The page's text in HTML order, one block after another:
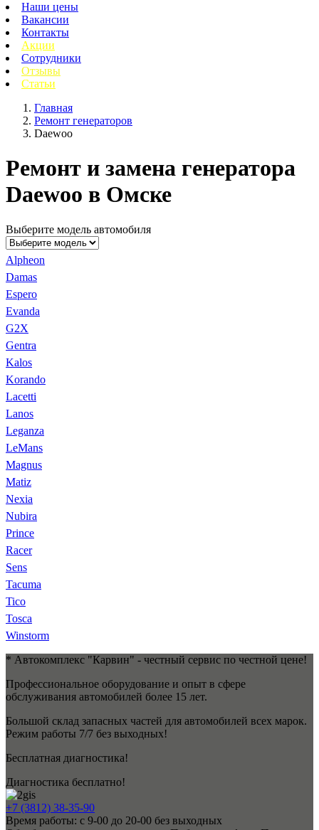
Наши цены
Вакансии
Контакты
Акции
Сотрудники
Отзывы
Статьи
Главная
Ремонт генераторов
Daewoo
Ремонт и замена генератора
Daewoo в Омске
Выберите модель автомобиля
Alpheon
Damas
Espero
Evanda
G2X
Gentra
Kalos
Korando
Lacetti
Lanos
Leganza
LeMans
Magnus
Matiz
Nexia
Nubira
Prince
Racer
Sens
Tacuma
Tico
Tosca
Winstorm
* Автокомплекс "Карвин" - честный сервис по честной цене!
Профессиональное оборудование и опыт в сфере
обслуживания автомобилей более 15 лет.
Большой склад запасных частей для автомобилей всех марок.
Режим работы 7/7 без выходных!
Бесплатная диагностика!
Диагностика бесплатно!
+7 (3812) 38-35-90
Время работы: с 9-00 до 20-00 без выходных